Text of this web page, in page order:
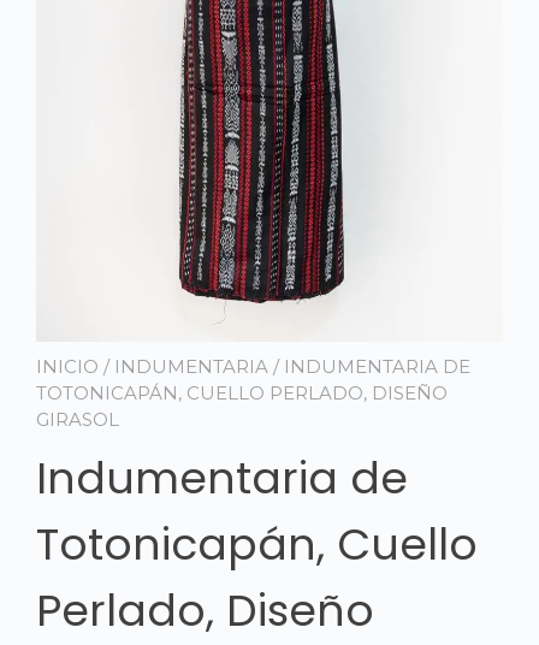
INICIO / INDUMENTARIA / INDUMENTARIA DE
TOTONICAPÁN, CUELLO PERLADO, DISEÑO
GIRASOL
Indumentaria de
Totonicapán, Cuello
Perlado, Diseño